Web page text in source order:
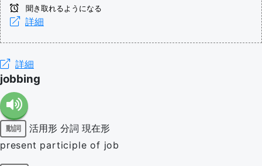
聞き取れるようになる
詳細
詳細
jobbing
動詞 活用形 分詞 現在形
present participle of job